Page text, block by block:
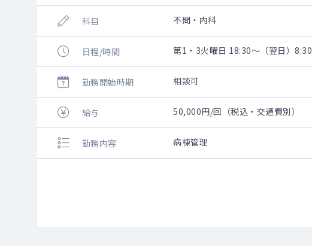
科目 不問・内科
日程/時間 第1・3火曜日 18:30～（翌日）8:30
勤務開始時期 相談可
給与 50,000円/回（税込・交通費別）
勤務内容 病棟管理